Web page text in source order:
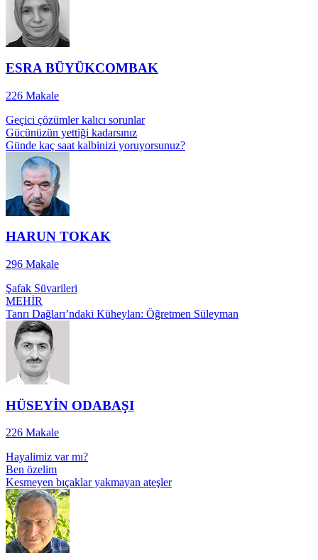
ESRA BÜYÜKCOMBAK
226 Makale
Geçici çözümler kalıcı sorunlar
Gücünüzün yettiği kadarsınız
Günde kaç saat kalbinizi yoruyorsunuz?
HARUN TOKAK
296 Makale
Şafak Süvarileri
MEHİR
Tanrı Dağları’ndaki Küheylan: Öğretmen Süleyman
HÜSEYİN ODABAŞI
226 Makale
Hayalimiz var mı?
Ben özelim
Kesmeyen bıçaklar yakmayan ateşler